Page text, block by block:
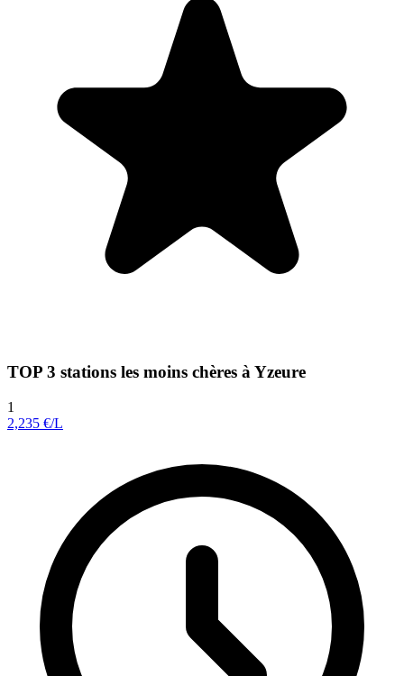
TOP 3 stations les moins chères à Yzeure
1
2,235 €/L